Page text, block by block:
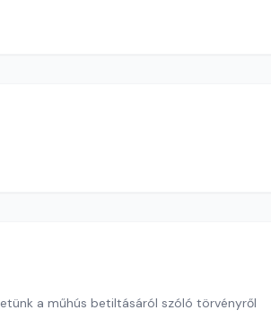
a műhús betiltásáról szóló törvényről